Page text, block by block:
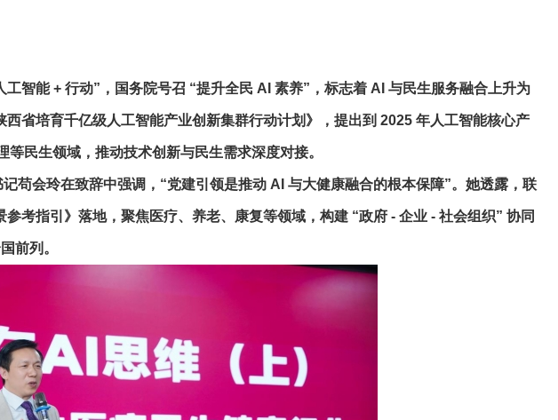
能 + 行动”，国务院号召 “提升全民 AI 素养”，标志着 AI 与民生服务融合上升为
省培育千亿级人工智能产业创新集群行动计划》，提出到 2025 年人工智能核心产
民生领域，推动技术创新与民生需求深度对接。
会玲在致辞中强调，“党建引领是推动 AI 与大健康融合的根本保障”。她透露，联
考指引》落地，聚焦医疗、养老、康复等领域，构建 “政府 - 企业 - 社会组织” 协同
前列。